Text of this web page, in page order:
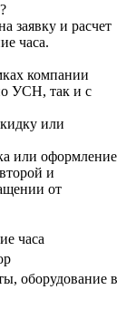
заявку и расчет
часа.
компании
УСН, так и с
или
или оформление
и
от
часа
оборудование в